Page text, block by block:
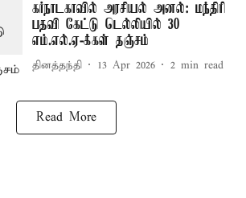
கர்நாடகாவில் அரசியல் அனல்: மந்திரி
பதவி கேட்டு டெல்லியில் 30
எம்.எல்.ஏ-க்கள் தஞ்சம்
தினத்தந்தி 13 Apr 2026 2 min read
Read More